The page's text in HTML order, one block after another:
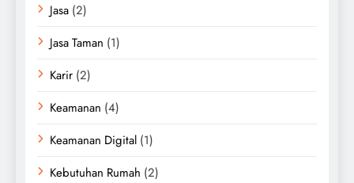
Jasa (2)
Jasa Taman (1)
Karir (2)
Keamanan (4)
Keamanan Digital (1)
Kebutuhan Rumah (2)